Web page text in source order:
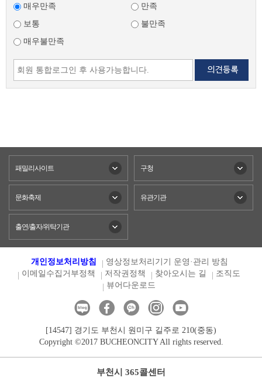
매우만족
만족
보통
불만족
매우불만족
패밀리사이트 구청
문화축제 유관기관
출연/출자/위탁기관
개인정보처리방침
영상정보처리기기 운영·관리 방침
이메일수집거부정책
저작권정책 찾아오시는 길
조직도
뷰어다운로드
[14547] 경기도 부천시 원미구 길주로 210(중동)
Copyright ©2017 BUCHEONCITY All rights reserved.
부천시 365콜센터